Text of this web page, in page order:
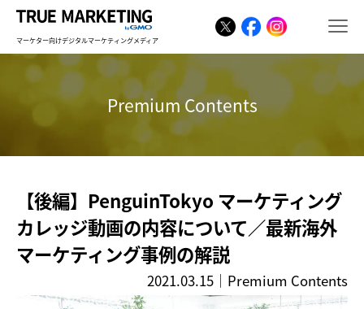
マーケター向けデジタルマーケティングメディア
Premium Contents
【後編】PenguinTokyo マーケティング
カレッジ動画の内容について／最新海外
マーケティング事例の解説
2021.03.15 ｜ Premium Contents